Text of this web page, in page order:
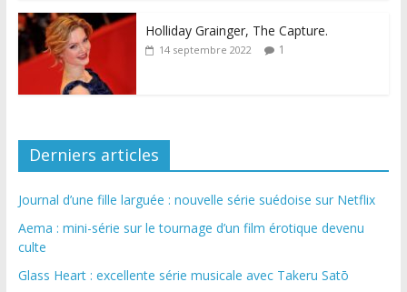
Holliday Grainger, The Capture.
14 septembre 2022 1
Derniers articles
Journal d’une fille larguée : nouvelle série suédoise sur Netflix
Aema : mini-série sur le tournage d’un film érotique devenu
culte
Glass Heart : excellente série musicale avec Takeru Satō